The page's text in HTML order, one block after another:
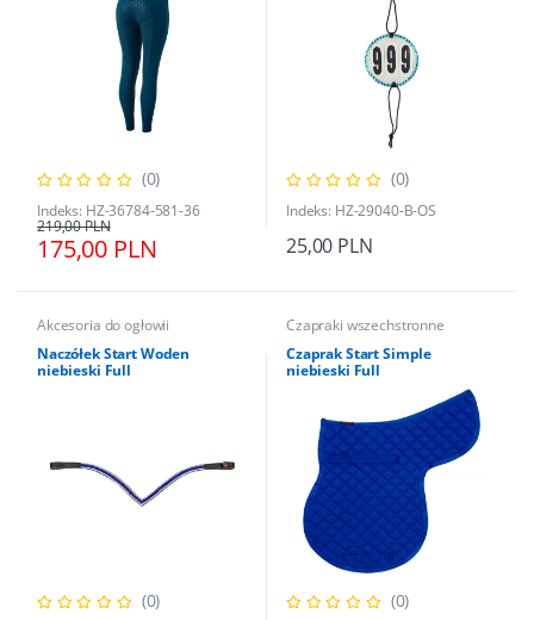
(0)
Indeks: HZ-36784-581-36
175,00 PLN
219,00 PLN
(0)
Indeks: HZ-29040-B-OS
25,00 PLN
Akcesoria do ogłowii
Naczółek Start Woden
niebieski Full
(0)
Czapraki wszechstronne
Czaprak Start Simple
niebieski Full
(0)